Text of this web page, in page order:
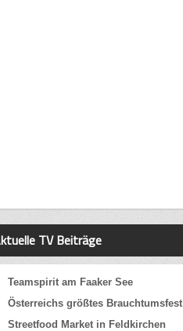
TV Beiträge
Teamspirit am Faaker See
Österreichs größtes Brauchtumsfest
Streetfood Market in Feldkirchen